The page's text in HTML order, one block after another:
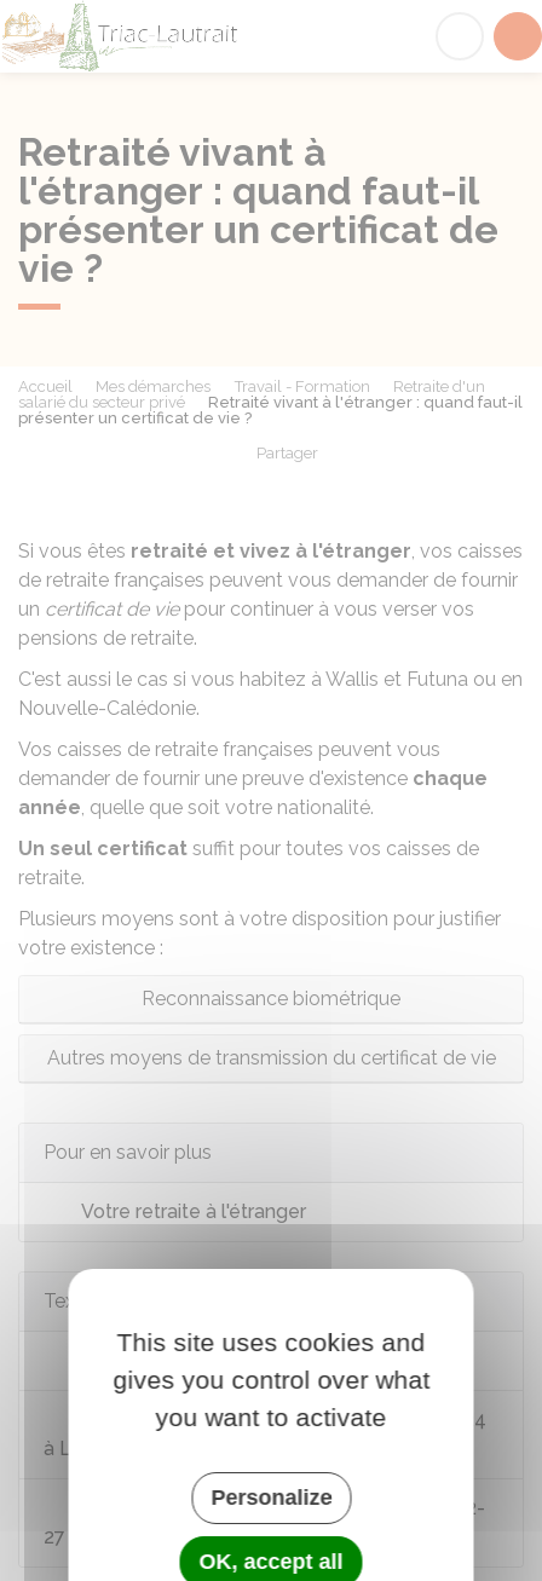
Retraité vivant à
l'étranger : quand faut-il
présenter un certificat de
vie ?
Accueil Mes démarches Travail - Formation
Retraite d'un
salarié du secteur privé
Retraité vivant à l'étranger : quand faut-il
présenter un certificat de vie ?
Partager
Si vous êtes retraité et vivez à l'étranger, vos caisses
de retraite françaises peuvent vous demander de fournir
un certificat de viepour continuer à vous verser vos
pensions de retraite.
C'est aussi le cas si vous habitez à Wallis et Futuna ou en
Nouvelle-Calédonie.
Vos caisses de retraite françaises peuvent vous
demander de fournir une preuve d'existence chaque
année, quelle que soit votre nationalité.
Un seul certificat suffit pour toutes vos caisses de
retraite.
Plusieurs moyens sont à votre disposition pour justifier
votre existence :
Reconnaissance biométrique
Autres moyens de transmission du certificat de vie
Pour en savoir plus
Votre retraite à l'étranger
Textes de référence
Code de la sécurité sociale : articles L161-24
à L 161-24-3
Code de la sécurité sociale : articles D161-2-
27 à D161-2-28
This site uses cookies and
gives you control over what
you want to activate
Personalize
OK, accept all